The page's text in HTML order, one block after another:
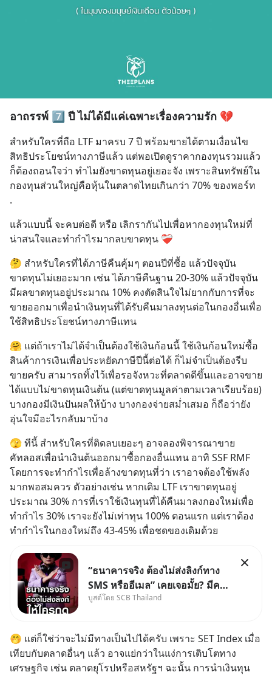
อาถรรพ์ 7️⃣ ปี ไม่ได้มีแค่เฉพาะเรื่องความรัก 💔
สำหรับใครที่ถือ LTF มาครบ 7 ปี พร้อมขายได้ตามเงื่อนไข
สิทธิประโยชน์ทางภาษีแล้ว แต่พอเปิดดูราคากองทุนรวมแล้ว
ก็ต้องถอนใจว่า ทำไมยังขาดทุนอยู่เยอะจัง เพราะสินทรัพย์ใน
กองทุนส่วนใหญ่คือหุ้นในตลาดไทยเกินกว่า 70% ของพอร์ท
.
แล้วแบบนี้ จะคบต่อดี หรือ เลิกรากันไปเพื่อหากองทุนใหม่ที่
น่าสนใจและทำกำไรมากลบขาดทุน ❤️‍🩹
🤔 สำหรับใครที่ได้ภาษีคืนคุ้มๆ ตอนปีที่ซื้อ แล้วปัจจุบัน
ขาดทุนไม่เยอะมาก เช่น ได้ภาษีคืนฐาน 20-30% แล้วปัจจุบัน
มีผลขาดทุนอยู่ประมาณ 10% คงตัดสินใจไม่ยากกับการที่จะ
ขายออกมาเพื่อนำเงินทุนที่ได้รับคืนมาลงทุนต่อในกองอื่นเพื่อ
ใช้สิทธิประโยชน์ทางภาษีแทน
🤗 แต่ถ้าเราไม่ได้จำเป็นต้องใช้เงินก้อนนี้ ใช้เงินก้อนใหม่ซื้อ
สินค้าการเงินเพื่อประหยัดภาษีปีนี้ต่อได้ ก็ไม่จำเป็นต้องรีบ
ขายครับ สามารถทิ้งไว้เพื่อรอจังหวะที่ตลาดดีขึ้นและอาจขาย
ได้แบบไม่ขาดทุนเงินต้น (แต่ขาดทุนมูลค่าตามเวลาเรียบร้อย)
บางกองมีเงินปันผลให้บ้าง บางกองจ่ายสม่ำเสมอ ก็ถือว่ายัง
อุ่นใจมีอะไรกลับมาบ้าง
🫣 ทีนี้ สำหรับใครที่ติดลบเยอะๆ อาจลองพิจารณาขาย
คัทลอสเพื่อนำเงินต้นออกมาซื้อกองอื่นแทน อาทิ SSF RMF
โดยการจะทำกำไรเพื่อล้างขาดทุนที่ว่า เราอาจต้องใช้พลัง
มากพอสมควร ตัวอย่างเช่น หากเดิม LTF เราขาดทุนอยู่
ประมาณ 30% การที่เราใช้เงินทุนที่ได้คืนมาลงกองใหม่เพื่อ
ทำกำไร 30% เราจะยังไม่เท่าทุน 100% ตอนแรก แต่เราต้อง
ทำกำไรในกองใหม่ถึง 43-45% เพื่อชดของเดิมด้วย
“ธนาคารจริง ต้องไม่ส่งลิงก์ทาง
SMS หรืออีเมล” เคยเจอมั้ย? มีคน
อ้างว่าโทรจากธนาคาร บอกว่า
“ป้าเก๋าเล่ากลโกง” เพื่อรู้ทันมุก
หลอกลวงในคราบ
บูสต์โดย SCB Thailand
🤭 แต่ก็ใช่ว่าจะไม่มีทางเป็นไปได้ครับ เพราะ SET Index เมื่อ
เทียบกับตลาดอื่นๆ แล้ว อาจแย่กว่าในแง่การเติบโตทาง
เศรษฐกิจ เช่น ตลาดยุโรปหรือสหรัฐฯ ฉะนั้น การนำเงินทุน